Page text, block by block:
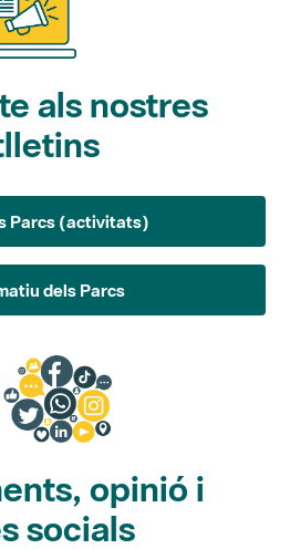
als nostres
Parcs (activitats)
dels Parcs
opinió i
socials